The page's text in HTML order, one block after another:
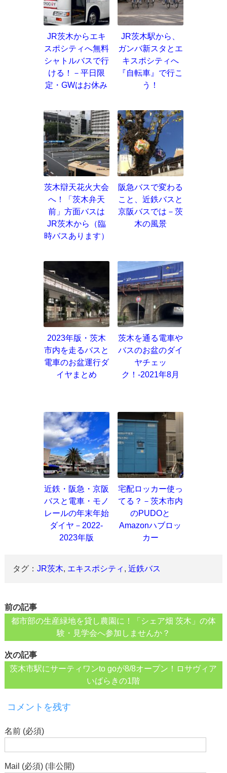
JR茨木からエキ
スポシティへ無料
シャトルバスで行
ける！－平日限
定・GWはお休み
JR茨木駅から、
ガンバ新スタとエ
キスポシティへ
『自転車』で行こ
う！
茨木辯天花火大会
へ！「茨木弁天
前」方面バスは
JR茨木から（臨
時バスあります）
阪急バスで変わる
こと、近鉄バスと
京阪バスでは－茨
木の風景
2023年版・茨木
市内を走るバスと
電車のお盆運行ダ
イヤまとめ
茨木を通る電車や
バスのお盆のダイ
ヤチェッ
ク！-2021年8月
近鉄・阪急・京阪
バスと電車・モノ
レールの年末年始
ダイヤ－2022-
2023年版
宅配ロッカー使っ
てる？－茨木市内
のPUDOと
Amazonハブロッ
カー
タグ：JR茨木, エキスポシティ ,近鉄バス
前の記事
都市部の生産緑地を貸し農園に！「シェア畑 茨木」の体
験・見学会へ参加しませんか？
次の記事
茨木市駅にサーティワンto goが8/8オープン！ロサヴィア
いばらきの1階
コメントを残す
名前 (必須)
Mail (必須) (非公開)